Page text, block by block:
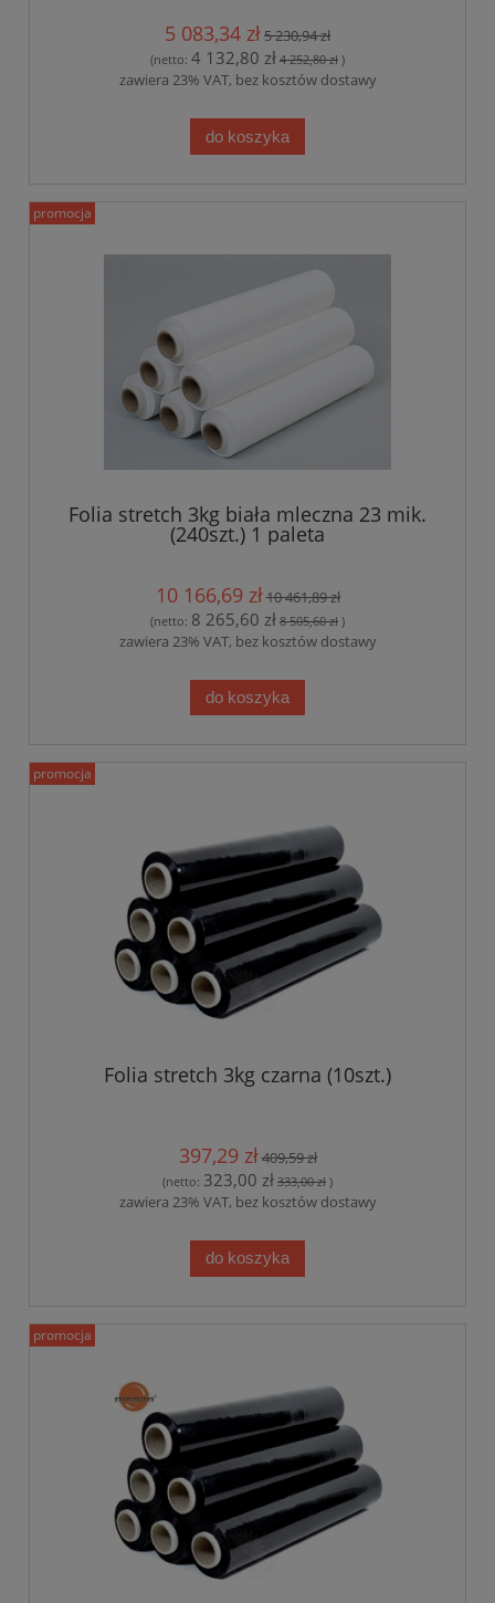
5 083,34 zł5 230,94 zł
(netto: 4 132,80 zł 4 252,80 zł )
zawiera 23% VAT, bez kosztów dostawy
do koszyka
Folia stretch 3kg biała mleczna 23 mik.
(240szt.) 1 paleta
10 166,69 zł10 461,89 zł
(netto: 8 265,60 zł 8 505,60 zł )
zawiera 23% VAT, bez kosztów dostawy
do koszyka
promocja
Folia stretch 3kg czarna (10szt.)
397,29 zł409,59 zł
(netto: 323,00 zł 333,00 zł )
zawiera 23% VAT, bez kosztów dostawy
do koszyka
promocja
promocja